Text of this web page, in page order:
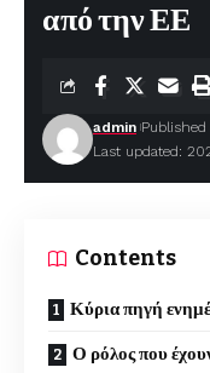
από την ΕΕ
Last updated:
admin Published
Contents
Κύρια πηγή
Ο ρόλος που